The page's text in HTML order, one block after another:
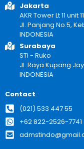
Jakarta
AKR Tower Lt 11 unit
Jl. Panjang No.5,
INDONESIA
Surabaya
STI - Ruko
Jl. Raya Kupang
INDONESIA
Contact :
(021) 533 447 55
+62 822-2526-7741